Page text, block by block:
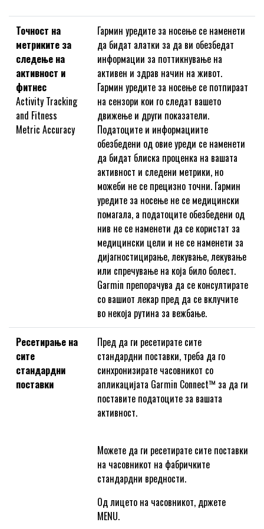
Точност на
метриките за
следење на
активност и
фитнес
Activity Tracking
and Fitness
Metric Accuracy
Гармин уредите за носење се наменети
да бидат алатки за да ви обезбедат
информации за поттикнување на
активен и здрав начин на живот.
Гармин уредите за носење се потпираат
на сензори кои го следат вашето
движење и други показатели.
Податоците и информациите
обезбедени од овие уреди се наменети
да бидат блиска проценка на вашата
активност и следени метрики, но
можеби не се прецизно точни. Гармин
уредите за носење не се медицински
помагала, а податоците обезбедени од
нив не се наменети да се користат за
медицински цели и не се наменети за
дијагностицирање, лекување, лекување
или спречување на која било болест.
Garmin препорачува да се консултирате
со вашиот лекар пред да се вклучите
во некоја рутина за вежбање.
Ресетирање на
сите
стандардни
поставки
Пред да ги ресетирате сите
стандардни поставки, треба да го
синхронизирате часовникот со
апликацијата Garmin Connect™ за да ги
поставите податоците за вашата
активност.
Можете да ги ресетирате сите поставки
на часовникот на фабричките
стандардни вредности.
Од лицето на часовникот, држете
MENU.